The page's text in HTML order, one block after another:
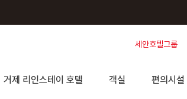
세안호텔그룹
거제 리인스테이 호텔 객실 편의시설